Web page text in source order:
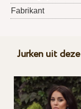
Fabrikant
Jurken uit